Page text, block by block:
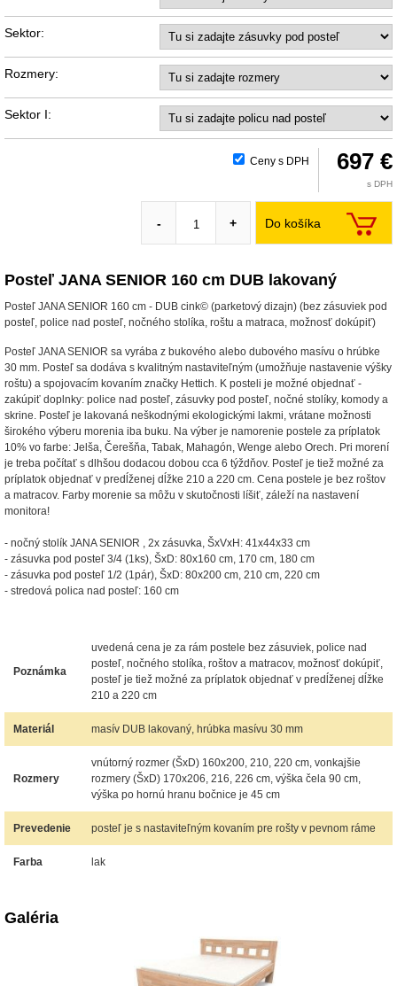
Sektor:
Rozmery:
Sektor I:
Ceny s DPH 697 €
s DPH
Do košíka
- +
Posteľ JANA SENIOR 160 cm DUB lakovaný
Posteľ JANA SENIOR 160 cm - DUB cink© (parketový dizajn) (bez zásuviek pod
posteľ, police nad posteľ, nočného stolíka, roštu a matraca, možnosť dokúpiť)
Posteľ JANA SENIOR sa vyrába z bukového alebo dubového masívu o hrúbke
30 mm. Posteľ sa dodáva s kvalitným nastaviteľným (umožňuje nastavenie výšky
roštu) a spojovacím kovaním značky Hettich. K posteli je možné objednať -
zakúpiť doplnky: police nad posteľ, zásuvky pod posteľ, nočné stolíky, komody a
skrine. Posteľ je lakovaná neškodnými ekologickými lakmi, vrátane možnosti
širokého výberu morenia iba buku. Na výber je namorenie postele za príplatok
10% vo farbe: Jelša, Čerešňa, Tabak, Mahagón, Wenge alebo Orech. Pri morení
je treba počítať s dlhšou dodacou dobou cca 6 týždňov. Posteľ je tiež možné za
príplatok objednať v predĺženej dĺžke 210 a 220 cm. Cena postele je bez roštov
a matracov. Farby morenie sa môžu v skutočnosti líšiť, záleží na nastavení
monitora!
- nočný stolík JANA SENIOR , 2x zásuvka, ŠxVxH: 41x44x33 cm
- zásuvka pod posteľ 3/4 (1ks), ŠxD: 80x160 cm, 170 cm, 180 cm
- zásuvka pod posteľ 1/2 (1pár), ŠxD: 80x200 cm, 210 cm, 220 cm
- stredová polica nad posteľ: 160 cm
Poznámka
uvedená cena je za rám postele bez zásuviek, police nad
posteľ, nočného stolíka, roštov a matracov, možnosť dokúpiť,
posteľ je tiež možné za príplatok objednať v predĺženej dĺžke
210 a 220 cm
Materiál masív DUB lakovaný, hrúbka masívu 30 mm
Rozmery
vnútorný rozmer (ŠxD) 160x200, 210, 220 cm, vonkajšie
rozmery (ŠxD) 170x206, 216, 226 cm, výška čela 90 cm,
výška po hornú hranu bočnice je 45 cm
Prevedenie posteľ je s nastaviteľným kovaním pre rošty v pevnom ráme
Farba lak
Galéria